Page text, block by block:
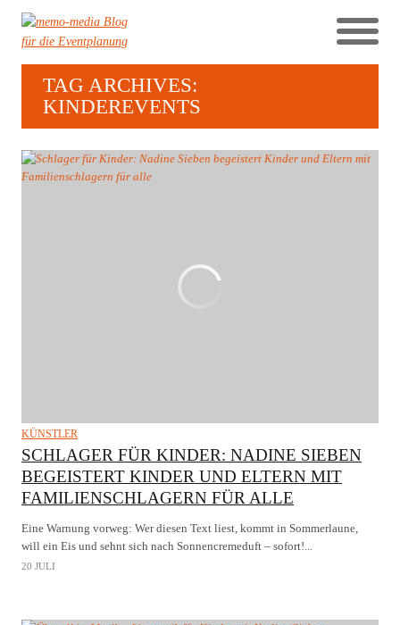
TAG ARCHIVES:
KINDEREVENTS
KÜNSTLER
SCHLAGER FÜR KINDER: NADINE SIEBEN
BEGEISTERT KINDER UND ELTERN MIT
FAMILIENSCHLAGERN FÜR ALLE
Eine Warnung vorweg: Wer diesen Text liest, kommt in Sommerlaune,
will ein Eis und sehnt sich nach Sonnencremeduft – sofort!...
20 JULI